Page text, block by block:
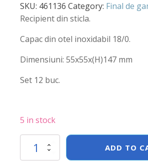
SKU: 461136 Category: Final de
Recipient din sticla.
Capac din otel inoxidabil 18/0.
Dimensiuni: 55x55x(H)147 mm
Set 12 buc.
5 in stock
Dispenser
ulei/otet,
din
ADD TO